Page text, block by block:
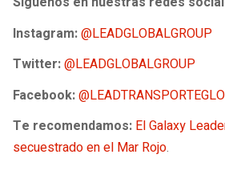
Instagram:@LEADGLOBALGROUP
Twitter:@LEADGLOBALGROUP
Facebook:
Te recomendamos: El Galaxy
secuestrado en el Mar Rojo.